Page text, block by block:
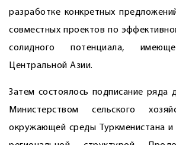
разработке конкретных
совместных проектов по
солидного потенциала,
Центральной Азии.
Затем состоялось подписание ряда
Министерством сельского
окружающей среды Туркменистана